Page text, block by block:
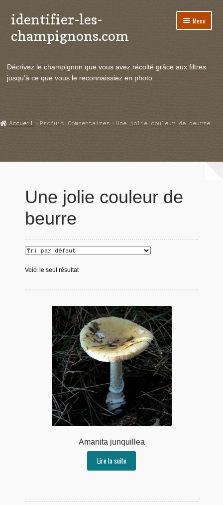
Aller
à
la
Aller
au
contenu
identifier-les-
champignons.com
Menu
le
Actualités
menu
Echanges et contacts
Ouvrir
Décrivez le champignon que vous avez récolté grâce aux filtres
jusqu'à ce que vous le reconnaissiez en photo.
Accueil Produit Commentaires Une jolie couleur de beurre
Une jolie couleur de
beurre
Voici le seul résultat
Amanita junquillea
Lire la suite